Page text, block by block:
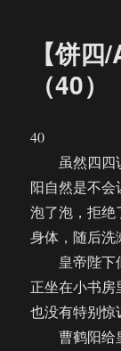
【饼
（40）
40
虽然四四说
阳自然是不会
泡了泡，拒绝
身体，随后洗
皇帝陛下似
正坐在小书
也没有特别惊
曹鹤阳给皇